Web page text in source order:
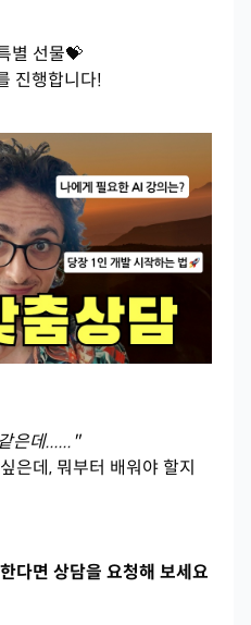
별 선물💝
진행합니다!
은데......"
은데, 뭐부터 배워야 할지
다면 상담을 요청해 보세요